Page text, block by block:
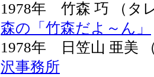
1978年 竹森 巧 （
森の「竹森だよ～ん」
1978年 日笠山 亜
沢事務所